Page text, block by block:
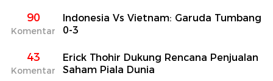
90
Komentar
Indonesia Vs Vietnam: Garuda Tumbang
0-3
43
Komentar
Erick Thohir Dukung Rencana Penjualan
Saham Piala Dunia